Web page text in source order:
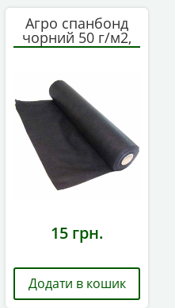
Агро спанбонд
чорний 50 г/м2,
ширина 3200 мм
15грн.
Додати в кошик